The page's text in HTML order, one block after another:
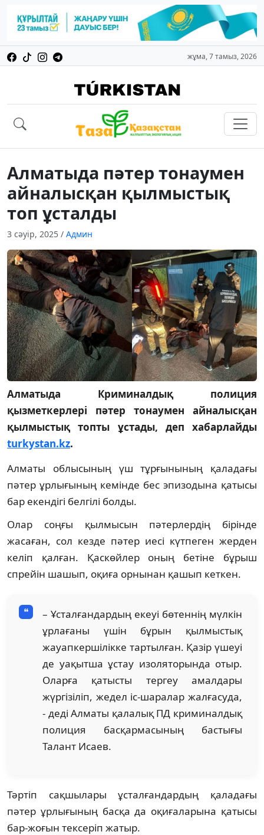
жұма, 7 тамыз, 2026
Алматыда пәтер тонаумен
айналысқан қылмыстық
топ ұсталды
3 сәуір, 2025 / Админ
Алматыда Криминалдық полиция
қызметкерлері пәтер тонаумен айналысқан
қылмыстық топты ұстады, деп хабарлайды
turkystan.kz.
Алматы облысының үш тұрғынының қаладағы
пәтер ұрлығының кемінде бес эпизодына қатысы
бар екендігі белгілі болды.
Олар соңғы қылмысын пәтерлердің бірінде
жасаған, сол кезде пәтер иесі күтпеген жерден
келіп қалған. Қаскөйлер оның бетіне бұрыш
спрейін шашып, оқиға орнынан қашып кеткен.
– Ұсталғандардың екеуі бөтеннің мүлкін
ұрлағаны үшін бұрын қылмыстық
жауапкершілікке тартылған. Қазір үшеуі
де уақытша ұстау изоляторында отыр.
Оларға қатысты тергеу амалдары
жүргізіліп, жедел іс-шаралар жалғасуда,
- деді Алматы қалалық ПД криминалдық
полиция басқармасының бастығы
Талант Исаев.
Тәртіп сақшылары ұсталғандардың қаладағы
пәтер ұрлығының басқа да оқиғаларына қатысы
бар-жоғын тексеріп жатыр.